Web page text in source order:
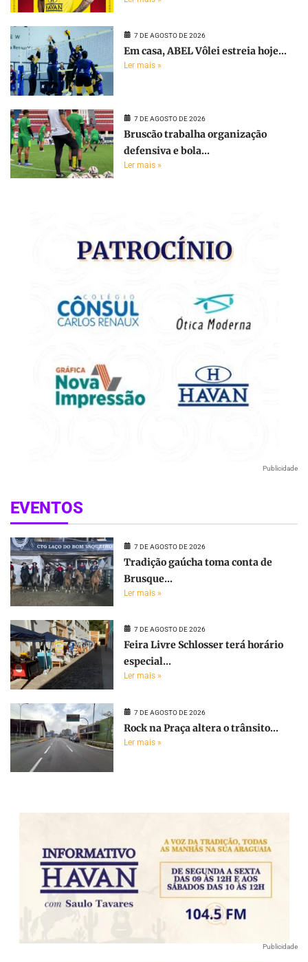
7 DE AGOSTO DE 2026
Em casa, ABEL Vôlei estreia hoje...
Ler mais »
7 DE AGOSTO DE 2026
Bruscão trabalha organização
defensiva e bola...
Ler mais »
Publicidade
EVENTOS
7 DE AGOSTO DE 2026
Tradição gaúcha toma conta de
Brusque...
Ler mais »
7 DE AGOSTO DE 2026
Feira Livre Schlosser terá horário
especial...
Ler mais »
7 DE AGOSTO DE 2026
Rock na Praça altera o trânsito...
Ler mais »
Publicidade